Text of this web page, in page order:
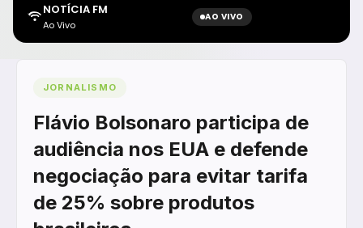
NOTÍCIA FM
Ao Vivo
AO VIVO
JORNALISMO
Flávio Bolsonaro participa de
audiência nos EUA e defende
negociação para evitar tarifa
de 25% sobre produtos